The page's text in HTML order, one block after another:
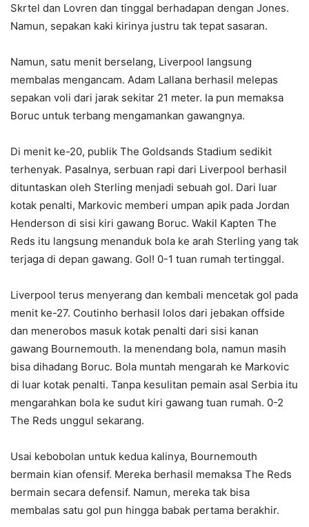
Skrtel dan Lovren dan tinggal berhadapan dengan Jones.
Namun, sepakan kaki kirinya justru tak tepat sasaran.
Namun, satu menit berselang, Liverpool langsung
membalas mengancam. Adam Lallana berhasil melepas
sepakan voli dari jarak sekitar 21 meter. Ia pun memaksa
Boruc untuk terbang mengamankan gawangnya.
Di menit ke-20, publik The Goldsands Stadium sedikit
terhenyak. Pasalnya, serbuan rapi dari Liverpool berhasil
dituntaskan oleh Sterling menjadi sebuah gol. Dari luar
kotak penalti, Markovic memberi umpan apik pada Jordan
Henderson di sisi kiri gawang Boruc. Wakil Kapten The
Reds itu langsung menanduk bola ke arah Sterling yang tak
terjaga di depan gawang. Gol! 0-1 tuan rumah tertinggal.
Liverpool terus menyerang dan kembali mencetak gol pada
menit ke-27. Coutinho berhasil lolos dari jebakan offside
dan menerobos masuk kotak penalti dari sisi kanan
gawang Bournemouth. Ia menendang bola, namun masih
bisa dihadang Boruc. Bola muntah mengarah ke Markovic
di luar kotak penalti. Tanpa kesulitan pemain asal Serbia itu
mengarahkan bola ke sudut kiri gawang tuan rumah. 0-2
The Reds unggul sekarang.
Usai kebobolan untuk kedua kalinya, Bournemouth
bermain kian ofensif. Mereka berhasil memaksa The Reds
bermain secara defensif. Namun, mereka tak bisa
membalas satu gol pun hingga babak pertama berakhir.